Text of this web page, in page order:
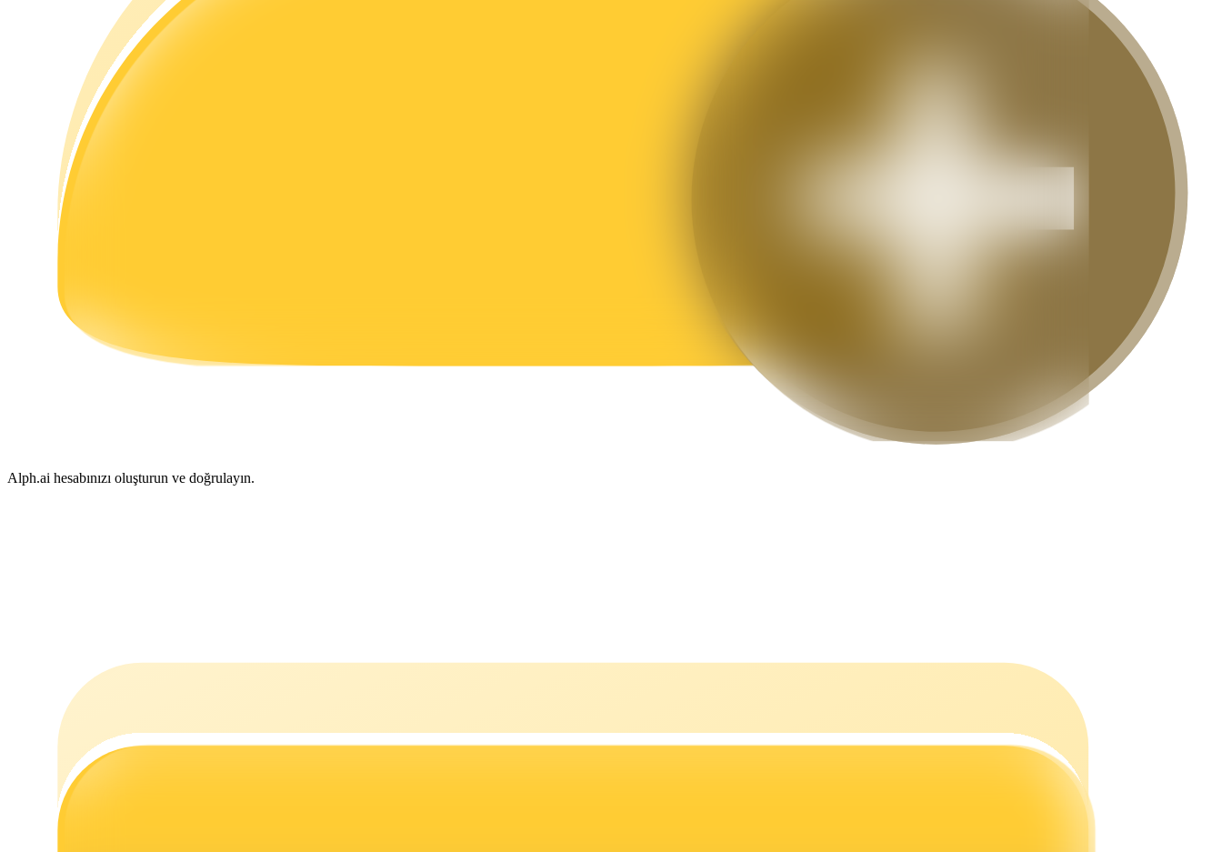
Ticaret stratejileri
Nasıl kârlı kalabileceğinizi öğrenin
Yüksek getiri ve anında erişim
Alph.ai hesabınızı oluşturun ve doğrulayın.